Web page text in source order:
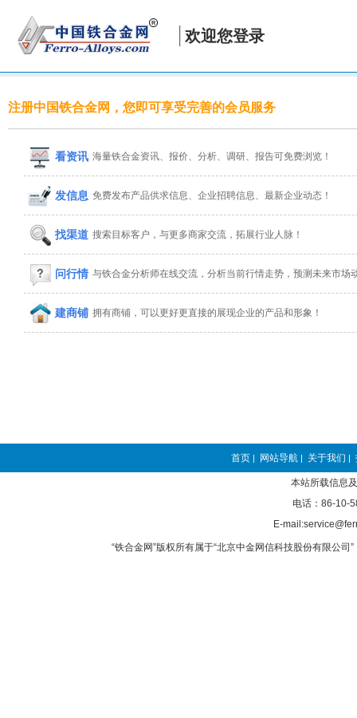
欢迎您登录
注册中国铁合金网，您即可享受完善的会员服务
看资讯 海量铁合金资讯、报价、分析、调研、报告可免费浏览！
发信息 免费发布产品供求信息、企业招聘信息、最新企业动态！
找渠道 搜索目标客户，与更多商家交流，拓展行业人脉！
问行情 与铁合金分析师在线交流，分析当前行情走势，预测未来市场
建商铺 拥有商铺，可以更好更直接的展现企业的产品和形象！
首页 | 网站导航 | 关于我们 |
本站所载信息
电话：86-10-
E-
“铁合金网”版权所有属于“北京中金网信科技股份有限公司